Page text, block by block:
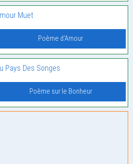
Muet
Poème d'Amour
Pays Des Songes
Poème sur le Bonheur